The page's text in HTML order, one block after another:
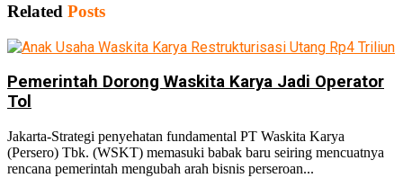
Related Posts
Pemerintah Dorong Waskita Karya Jadi Operator
Tol
Jakarta-Strategi penyehatan fundamental PT Waskita Karya
(Persero) Tbk. (WSKT) memasuki babak baru seiring mencuatnya
rencana pemerintah mengubah arah bisnis perseroan...